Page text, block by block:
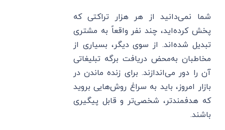
شما نمی‌دانید از هر هزار تراکتی که
پخش کرده‌اید، چند نفر واقعاً به مشتری
تبدیل شده‌اند. از سوی دیگر، بسیاری از
مخاطبان به‌محض دریافت برگه تبلیغاتی
آن را دور می‌اندازند. برای زنده ماندن در
بازار امروز، باید به سراغ روش‌هایی بروید
که هدفمندتر، شخصی‌تر و قابل پیگیری
باشند.